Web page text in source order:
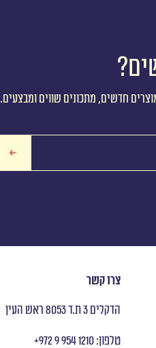
חדשים, מתכונים שווים ומבצעים.
צרו קשר
הדקלים 3 ת.ד 8053 ראש העין
טלפון: ‭ +972 9 954 1210